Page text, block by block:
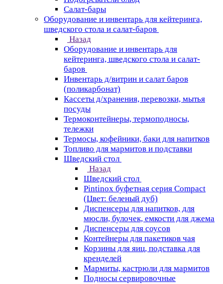
Салат-бары
Оборудование и инвентарь для кейтеринга,
шведского стола и салат-баров
Назад
Оборудование и инвентарь для
кейтеринга, шведского стола и салат-
баров
Инвентарь д/витрин и салат баров
(поликарбонат)
Кассеты д/хранения, перевозки, мытья
посуды
Термоконтейнеры, термоподносы,
тележки
Термосы, кофейники, баки для напитков
Топливо для мармитов и подставки
Шведский стол
Назад
Шведский стол
Pintinox буфетная серия Compact
(Цвет: беленый дуб)
Диспенсеры для напитков, для
мюсли, булочек, емкости для джема
Диспенсеры для соусов
Контейнеры для пакетиков чая
Корзины для яиц, подставка для
кренделей
Мармиты, кастрюли для мармитов
Подносы сервировочные